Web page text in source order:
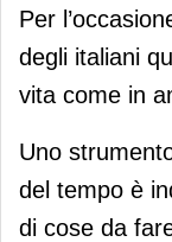
Per
degli italiani
vita come in
Uno
del tempo è
di cose da